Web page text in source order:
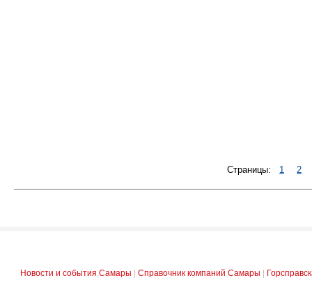
Страницы: 1 2
Новости и события Самары Справочник компаний Самары